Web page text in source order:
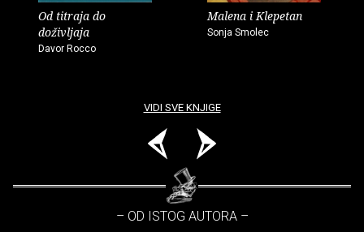
Od titraja do
doživljaja
Davor Rocco
Malena i Klepetan
Sonja Smolec
VIDI SVE KNJIGE
– OD ISTOG AUTORA –